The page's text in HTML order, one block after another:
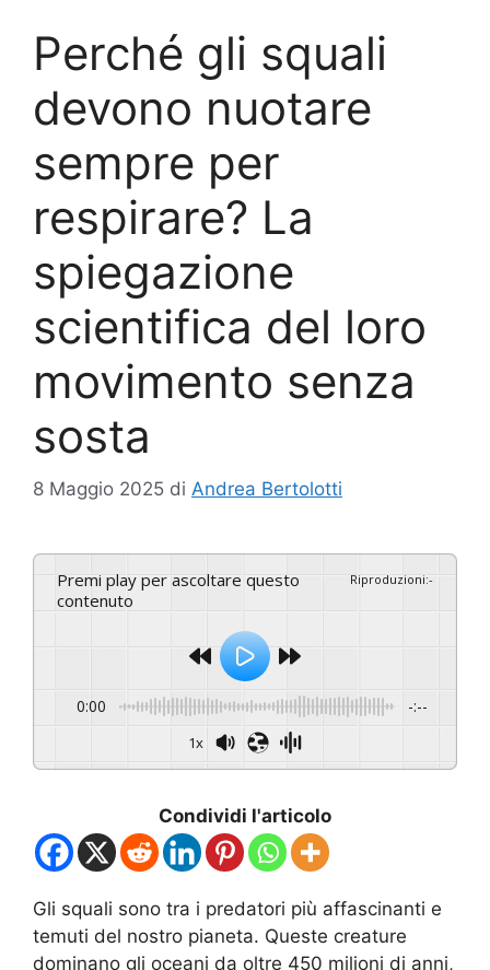
Perché gli squali
devono nuotare
sempre per
respirare? La
spiegazione
scientifica del loro
movimento senza
sosta
8 Maggio 2025 di Andrea Bertolotti
Premi play per ascoltare questo
contenuto
Riproduzioni:-
0:00 -:--
1x
Condividi l'articolo
Gli squali sono tra i predatori più affascinanti e
temuti del nostro pianeta. Queste creature
dominano gli oceani da oltre 450 milioni di anni,